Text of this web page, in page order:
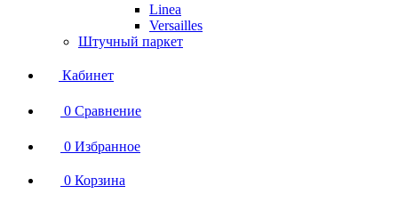
Linea
Versailles
Штучный паркет
Кабинет
0 Сравнение
0 Избранное
0 Корзина